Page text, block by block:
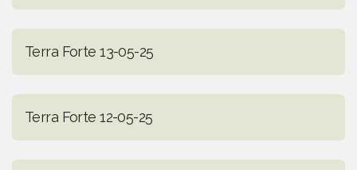
Terra Forte 13-05-25
Terra Forte 12-05-25